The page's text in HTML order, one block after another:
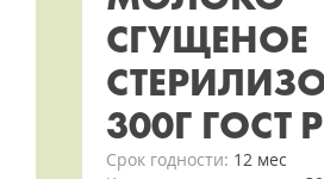
СГУЩЕНОЕ
300Г ГОСТ
Срок годности: 12 мес